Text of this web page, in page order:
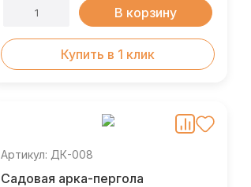
В корзину
Купить в 1 клик
Артикул: ДК-008
Садовая арка-пергола